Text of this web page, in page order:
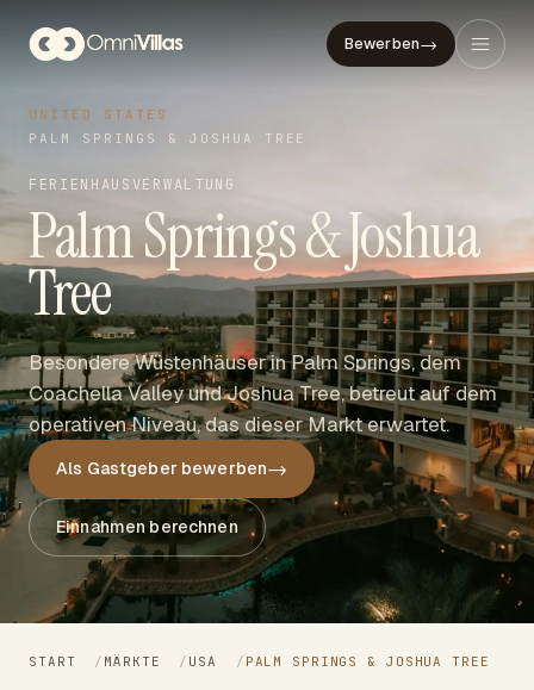
Bewerben→
UNITED STATES
PALM SPRINGS & JOSHUA TREE
FERIENHAUSVERWALTUNG
Palm Springs & Joshua
Tree
Besondere Wüstenhäuser in Palm Springs, dem
Coachella Valley und Joshua Tree, betreut auf dem
operativen Niveau, das dieser Markt erwartet.
Als Gastgeber bewerben→
Einnahmen berechnen
START / MÄRKTE / USA / PALM SPRINGS & JOSHUA TREE